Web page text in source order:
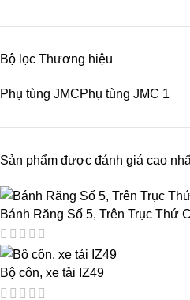
Bộ lọc Thương hiệu
Phụ tùng JMCPhụ tùng JMC 1
Sản phẩm được đánh giá cao
Bánh Răng Số 5, Trên Trục Thứ
Bộ côn, xe tải IZ49